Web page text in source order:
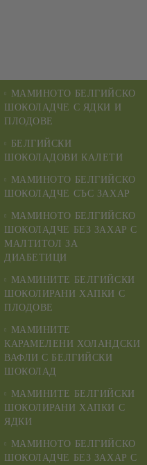
МАМИНОТО БЕЛГИЙСКО
ШОКОЛАДЧЕ С ЯДКИ И
ПЛОДОВЕ
БЕЛГИЙСКИ
ШОКОЛАДОВИ КАЛЕТИ
МАМИНОТО БЕЛГИЙСКО
ШОКОЛАДЧЕ СЪС ЗАХАР
МАМИНОТО БЕЛГИЙСКО
ШОКОЛАДЧЕ БЕЗ ЗАХАР С
МАЛТИТОЛ ЗА
ДИАБЕТИЦИ
МАМИНИТЕ БЕЛГИЙСКИ
ШОКОЛИРАНИ ХАПКИ С
ПЛОДОВЕ
МАМИНИТЕ
КАРАМЕЛЕНИ ХОЛАНДСКИ
ВАФЛИ С БЕЛГИЙСКИ
ШОКОЛАД
МАМИНИТЕ БЕЛГИЙСКИ
ШОКОЛИРАНИ ХАПКИ С
ЯДКИ
МАМИНОТО БЕЛГИЙСКО
ШОКОЛАДЧЕ БЕЗ ЗАХАР С